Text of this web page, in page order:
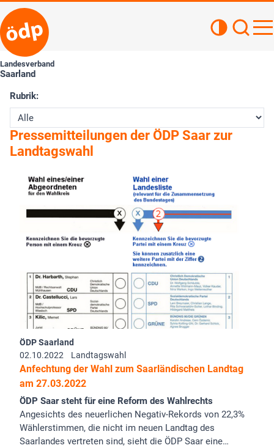
Landesverband
Saarland
Rubrik:
Pressemitteilungen der ÖDP Saar zur
Landtagswahl
ÖDP Saarland
02.10.2022
Landtagswahl
Anfechtung der Wahl zum Saarländischen Landtag
am 27.03.2022
ÖDP Saar steht für eine Reform des Wahlrechts
Angesichts des neuerlichen Negativ-Rekords von 22,3%
Wählerstimmen, die nicht im neuen Landtag des
Saarlandes vertreten sind, sieht die ÖDP Saar eine…